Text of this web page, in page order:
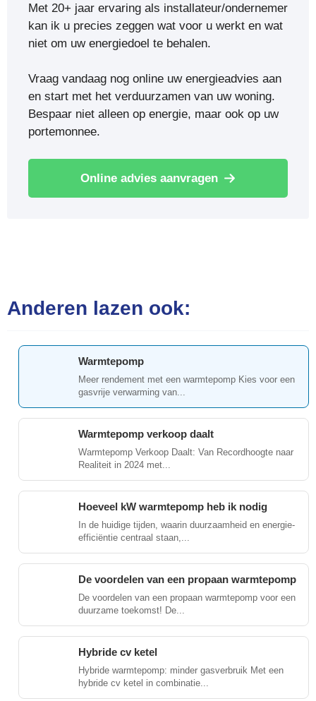
Met 20+ jaar ervaring als installateur/ondernemer
kan ik u precies zeggen wat voor u werkt en wat
niet om uw energiedoel te behalen.
Vraag vandaag nog online uw energieadvies aan
en start met het verduurzamen van uw woning.
Bespaar niet alleen op energie, maar ook op uw
portemonnee.
Online advies aanvragen
Anderen lazen ook:
Warmtepomp
Meer rendement met een warmtepomp Kies voor een
gasvrije verwarming van...
Warmtepomp verkoop daalt
Warmtepomp Verkoop Daalt: Van Recordhoogte naar
Realiteit in 2024 met...
Hoeveel kW warmtepomp heb ik nodig
In de huidige tijden, waarin duurzaamheid en energie-
efficiëntie centraal staan,...
De voordelen van een propaan warmtepomp
De voordelen van een propaan warmtepomp voor een
duurzame toekomst! De...
Hybride cv ketel
Hybride warmtepomp: minder gasverbruik Met een
hybride cv ketel in combinatie...